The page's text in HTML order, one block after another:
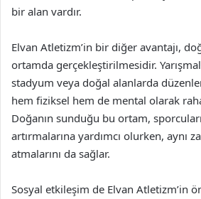
bir alan vardır.
Elvan Atletizm’in bir diğer avantajı,
ortamda gerçekleştirilmesidir.
stadyum veya doğal alanlarda
hem fiziksel hem de mental olarak
Doğanın sunduğu bu ortam,
artırmalarına yardımcı olurken, aynı
atmalarını da sağlar.
Sosyal etkileşim de Elvan Atletizm’in